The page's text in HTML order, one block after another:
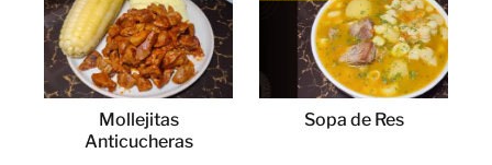
Mollejitas
Anticucheras
Sopa de Res